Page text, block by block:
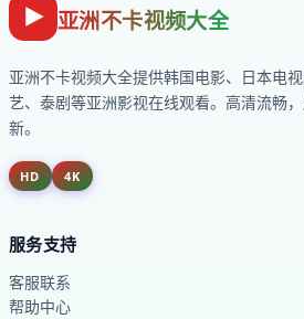
亚洲不卡视频大全
亚洲不卡视频大全提供韩国电影、日本电
艺、泰剧等亚洲影视在线观看。高清流畅
新。
HD 4K
服务支持
客服联系
帮助中心